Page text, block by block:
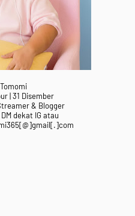
| 31 Disember
& Blogger
dekat IG atau